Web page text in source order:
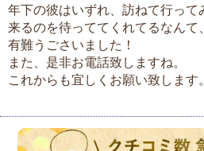
年下の彼はいずれ、訪ねて行って
来るのを待っててくれてるなんて
有難うごさいました！
また、是非お電話致しますね。
これからも宜しくお願い致します。